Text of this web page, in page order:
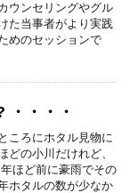
ウンセリングやグル
た当事者がより実践
めのセッションで
・・・・
ころにホタル見物に
どの小川だけれど、
ほど前に豪雨でその
ホタルの数が少なか